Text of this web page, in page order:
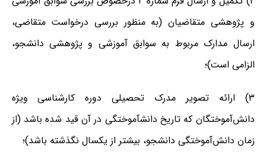
و پژوهشی متقاضیان (به منظور بررسی درخواست متقاضی،
ارسال مدارک مربوط به سوابق آموزشی و پژوهشی دانشجو،
الزامی است)؛
۳) ارائه تصویر مدرک تحصیلی دوره کارشناسی ویژه
دانش‌آموختگان که تاریخ دانش­آموختگی در آن قید شده باشد (از
زمان دانش‌آموختگی دانشجو، ‌بیشتر از یکسال نگذشته باشد)؛